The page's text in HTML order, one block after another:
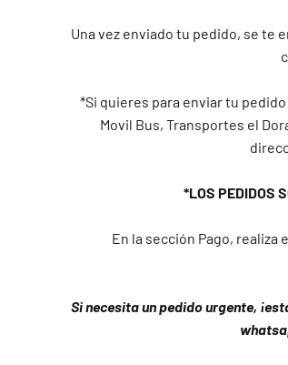
Una vez enviado tu pedido, se te
*Si quieres para enviar tu
Movil Bus, Transportes el
*LOS PEDIDOS
En la sección Pago, realiza
Si necesita un pedido urgente,